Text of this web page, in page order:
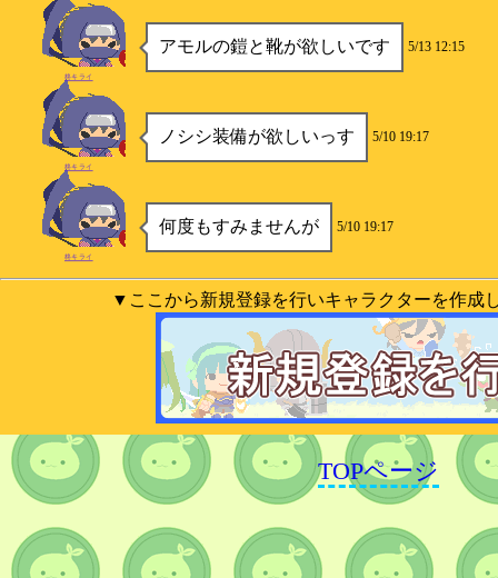
アモルの鎧と靴が欲しいです 5/13 12:15
柊キライ
ノシシ装備が欲しいっす 5/10 19:17
柊キライ
何度もすみませんが 5/10 19:17
柊キライ
▼ここから新規登録を行いキャラクターを作成
TOPページ